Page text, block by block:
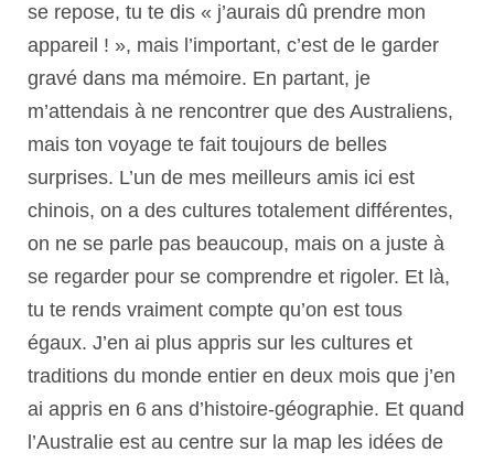
se repose, tu te dis « j’aurais dû prendre mon
appareil ! », mais l’important, c’est de le garder
gravé dans ma mémoire. En partant, je
m’attendais à ne rencontrer que des Australiens,
mais ton voyage te fait toujours de belles
surprises. L’un de mes meilleurs amis ici est
chinois, on a des cultures totalement différentes,
on ne se parle pas beaucoup, mais on a juste à
se regarder pour se comprendre et rigoler. Et là,
tu te rends vraiment compte qu’on est tous
égaux. J’en ai plus appris sur les cultures et
traditions du monde entier en deux mois que j’en
ai appris en 6 ans d’histoire-géographie. Et quand
l’Australie est au centre sur la map les idées de